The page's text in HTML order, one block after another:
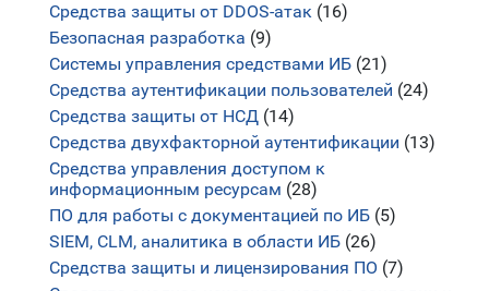
Средства защиты от DDOS-атак (16)
Безопасная разработка (9)
Системы управления средствами ИБ (21)
Средства аутентификации пользователей (24)
Средства защиты от НСД (14)
Средства двухфакторной аутентификации (13)
Средства управления доступом к
информационным ресурсам (28)
ПО для работы с документацией по ИБ (5)
SIEM, CLM, аналитика в области ИБ (26)
Средства защиты и лицензирования ПО (7)